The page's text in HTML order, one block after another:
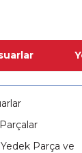
Parça ve